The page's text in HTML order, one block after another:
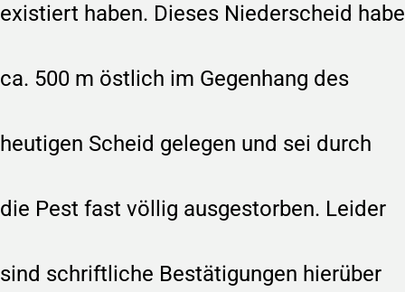
existiert haben. Dieses Niederscheid habe
ca. 500 m östlich im Gegenhang des
heutigen Scheid gelegen und sei durch
die Pest fast völlig ausgestorben. Leider
sind schriftliche Bestätigungen hierüber